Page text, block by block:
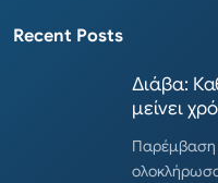
Recent Posts
Διάβα:
μείνει
Παρέμβαση